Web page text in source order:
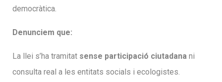
democràtica.
Denunciem que:
La llei s’ha tramitat sense participació ciutadana ni
consulta real a les entitats socials i ecologistes.